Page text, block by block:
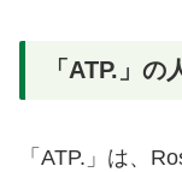
「ATP.」の
「ATP.」は、